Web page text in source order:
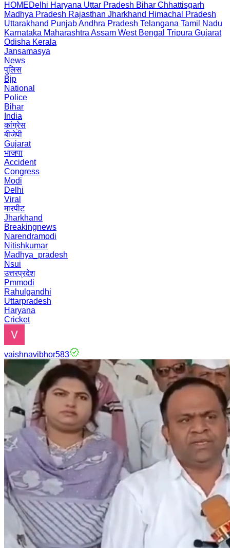
HOMEDelhi Haryana Uttar Pradesh Bihar Chhattisgarh
Madhya Pradesh Rajasthan Jharkhand Himachal Pradesh
Uttarakhand PunjabAndhra Pradesh Telangana Tamil Nadu
Karnataka Maharashtra Assam West Bengal Tripura Gujarat
Odisha Kerala
Jansamasya
News
पुलिस
Bjp
National
Police
Bihar
India
कांग्रेस
बीजेपी
Gujarat
भाजपा
Accident
Congress
Modi
Delhi
Viral
मारपीट
Jharkhand
Breakingnews
Narendramodi
Nitishkumar
Madhya_pradesh
Nsui
उत्तरप्रदेश
Pmmodi
Rahulgandhi
Uttarpradesh
Haryana
Cricket
vaishnavibhor583